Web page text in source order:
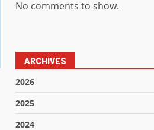
No comments to show.
ARCHIVES
2026
2025
2024